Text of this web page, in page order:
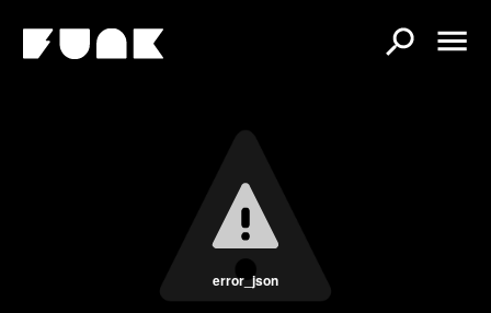
error_json